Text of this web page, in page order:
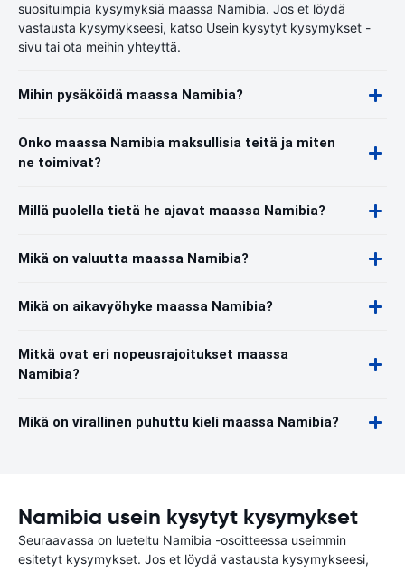
suosituimpia kysymyksiä maassa Namibia. Jos et löydä
vastausta kysymykseesi, katso Usein kysytyt kysymykset -
sivu tai ota meihin yhteyttä.
Mihin pysäköidä maassa Namibia?
Onko maassa Namibia maksullisia teitä ja miten
ne toimivat?
Millä puolella tietä he ajavat maassa Namibia?
Mikä on valuutta maassa Namibia?
Mikä on aikavyöhyke maassa Namibia?
Mitkä ovat eri nopeusrajoitukset maassa
Namibia?
Mikä on virallinen puhuttu kieli maassa Namibia?
Namibia usein kysytyt kysymykset
Seuraavassa on lueteltu Namibia -osoitteessa useimmin
esitetyt kysymykset. Jos et löydä vastausta kysymykseesi,